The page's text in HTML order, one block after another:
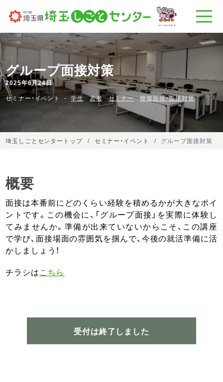
グループ面接対策
2025年6月24日
セミナー・イベント
学生 若者 セミナー 模擬面接・面接対策
埼玉しごとセンタートップ セミナー・イベント グループ面接対策
概要
面接は本番前にどのくらい経験を積めるかが大きなポイ
ントです。この機会に、「グループ面接」を実際に体験し
てみませんか。準備が出来ていないからこそ、この講座
で学び、面接場面の雰囲気を掴んで、今後の就活準備に活
かしましょう！
チラシはこちら
受付は終了しました